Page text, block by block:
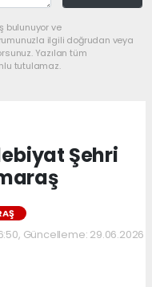
bulunuyor ve
ilgili doğrudan veya
Yazılan tüm
tutulamaz.
Şehri
Güncelleme: 29.06.2026